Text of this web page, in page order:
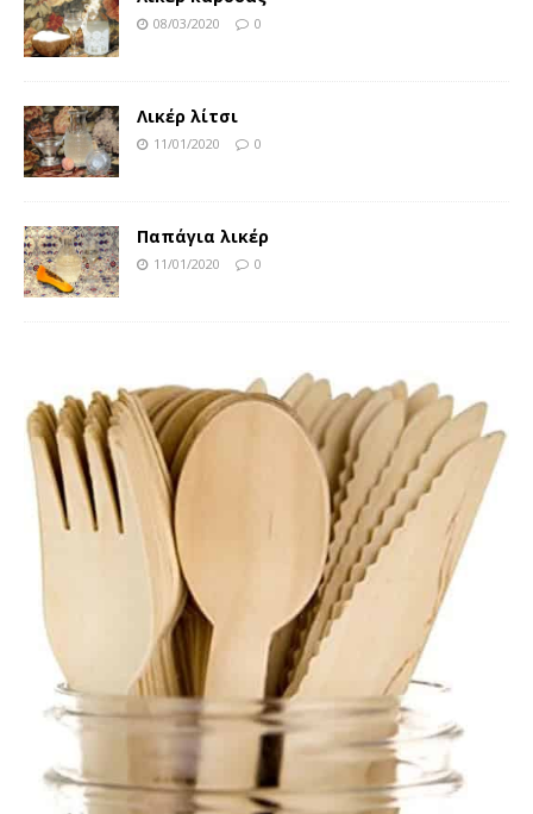
08/03/2020 0
Λικέρ λίτσι
11/01/2020 0
Παπάγια λικέρ
11/01/2020 0